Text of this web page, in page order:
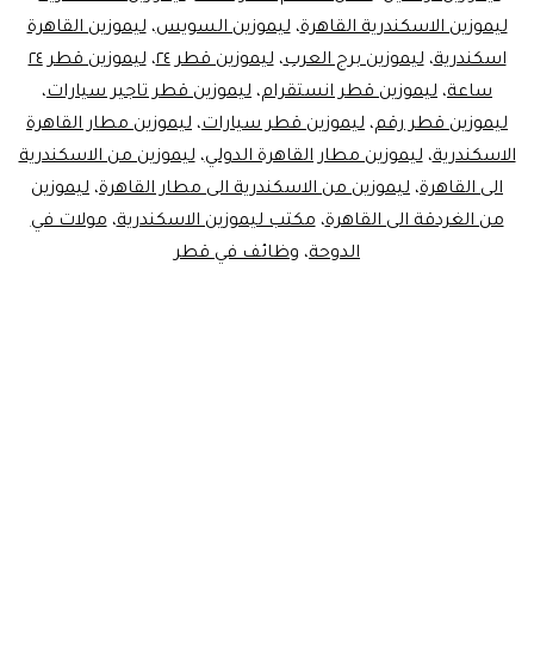
ليموزين الاسكندرية القاهرة،ليموزين السويس،ليموزين القاهرة
اسكندرية،ليموزين برج العرب،ليموزين قطر ٢٤ ،
ليموزين قطر ٢٤
ساعة، ليموزين قطر انستقرام، ليموزين قطر تاجير سيارات،
ليموزين قطر رقم، ليموزين قطر سيارات، ليموزين مطار القاهرة
الاسكندرية،ليموزين مطار القاهرة الدولي،ليموزين من الاسكندرية
الى القاهرة، ليموزين من الاسكندرية الى مطار القاهرة، ليموزين
من الغردقة الى القاهرة،مكتب ليموزين الاسكندرية،مولات في
الدوحة، وظائف في قطر